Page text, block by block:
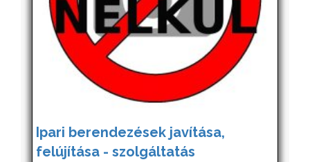
Ipari berendezések javítása,
felújítása - szolgáltatás